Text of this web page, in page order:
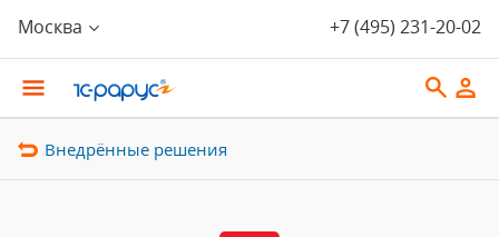
Москва +7 (495) 231-20-02
Внедрённые решения